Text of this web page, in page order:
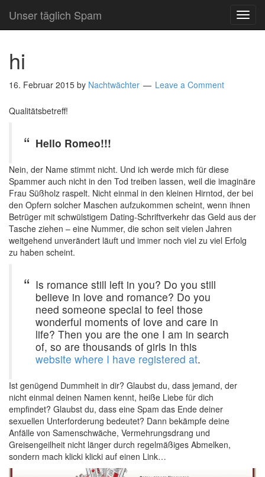
Unser täglich Spam
hi
16. Februar 2015 by Nachtwächter Leave a Comment
Qualitätsbetreff!
Hello Romeo!!!
Nein, der Name stimmt nicht. Und ich werde mich für diese
Spammer auch nicht in den Tod treiben lassen, weil die imaginäre
Frau Süßholz raspelt. Nicht einmal in den kleinen Hirntod, der bei
den Opfern solcher Maschen aufzukommen scheint, wenn ihnen
Betrüger mit schwülstigem Dating-Schriftverkehr das Geld aus der
Tasche ziehen – eine Nummer, die schon seit vielen Jahren
weitgehend unverändert läuft und immer noch viel zu viel Erfolg
zu haben scheint.
Is romance still left in you? Do you still
believe in love and romance? Do you
need someone special to feel those
wonderful moments of love and care in
life? Then you are the one I am in search
of, so are thousands of girls in this
website where I have registered at.
Ist genügend Dummheit in dir? Glaubst du, dass jemand, der
nicht einmal deinen Namen kennt, heiße Liebe für dich
empfindet? Glaubst du, dass eine Spam das Ende deiner
sexuellen Unterforderung bedeutet? Dann bekämpfe deine
Anfälle von Samenschwäche, Vermehrungsdrang und
Greisengeilheit nicht länger durch regelmäßiges Abmelken,
sondern mach klicki klicki auf einen Link…